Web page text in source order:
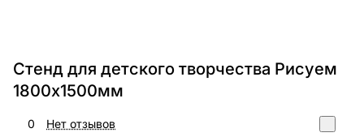
Стенд для детского творчества Рисуем
1800х1500мм
0 Нет отзывов